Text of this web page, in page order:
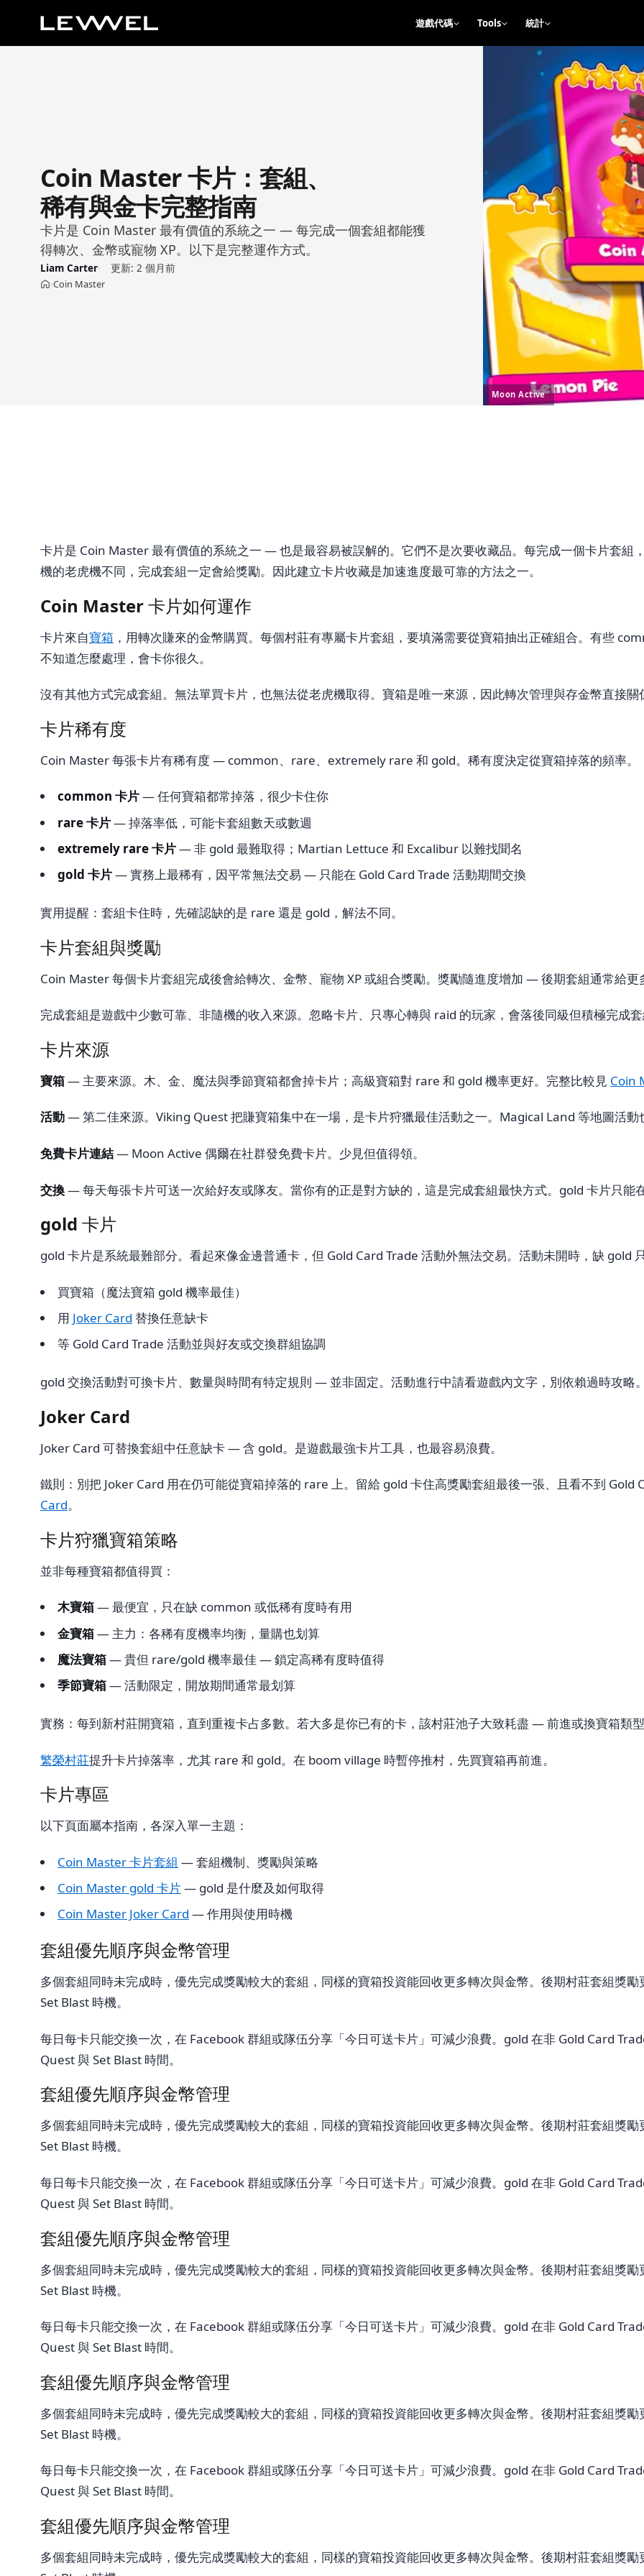
遊戲代碼 Tools 統計
Coin Master 卡片：套組、
稀有與金卡完整指南
卡片是 Coin Master 最有價值的系統之一 — 每完成一個套組都能獲
得轉次、金幣或寵物 XP。以下是完整運作方式。
Liam Carter 更新: 2 個月前
首頁
›Coin Master
Moon Active
卡片是 Coin Master 最有價值的系統之一 — 也是最容易被誤解的。它們不是次要收藏品。每完成一個卡片套組
機的老虎機不同，完成套組一定會給獎勵。因此建立卡片收藏是加速進度最可靠的方法之一。
Coin Master 卡片如何運作
卡片來自寶箱 ，用轉次賺來的金幣購買。每個村莊有專屬卡片套組，要填滿需要從寶箱抽出正確組合。有些
不知道怎麼處理，會卡你很久。
沒有其他方式完成套組。無法單買卡片，也無法從老虎機取得。寶箱是唯一來源，因此轉次管理與存金幣直接關
卡片稀有度
Coin Master 每張卡片有稀有度 — common、rare、extremely rare 和 gold。稀有度決定從寶箱掉落的頻率。
common 卡片— 任何寶箱都常掉落，很少卡住你
rare 卡片— 掉落率低，可能卡套組數天或數週
extremely rare 卡片— 非 gold 最難取得；Martian Lettuce 和 Excalibur 以難找聞名
gold 卡片— 實務上最稀有，因平常無法交易 — 只能在 Gold Card Trade 活動期間交換
實用提醒：套組卡住時，先確認缺的是 rare 還是 gold，解法不同。
卡片套組與獎勵
Coin Master 每個卡片套組完成後會給轉次、金幣、寵物 XP 或組合獎勵。獎勵隨進度增加 — 後期套組通常給更
完成套組是遊戲中少數可靠、非隨機的收入來源。忽略卡片、只專心轉與 raid 的玩家，會落後同級但積極完成
卡片來源
寶箱— 主要來源。木、金、魔法與季節寶箱都會掉卡片；高級寶箱對 rare 和 gold 機率更好。完整比較見 Coin
活動— 第二佳來源。Viking Quest 把賺寶箱集中在一場，是卡片狩獵最佳活動之一。Magical Land 等地圖活動
免費卡片連結— Moon Active 偶爾在社群發免費卡片。少見但值得領。
交換— 每天每張卡片可送一次給好友或隊友。當你有的正是對方缺的，這是完成套組最快方式。gold 卡片只能
gold 卡片
gold 卡片是系統最難部分。看起來像金邊普通卡，但 Gold Card Trade 活動外無法交易。活動未開時，缺 gold
買寶箱（魔法寶箱 gold 機率最佳）
用 Joker Card 替換任意缺卡
等 Gold Card Trade 活動並與好友或交換群組協調
gold 交換活動對可換卡片、數量與時間有特定規則 — 並非固定。活動進行中請看遊戲內文字，別依賴過時攻略
Joker Card
Joker Card 可替換套組中任意缺卡 — 含 gold。是遊戲最強卡片工具，也最容易浪費。
鐵則：別把 Joker Card 用在仍可能從寶箱掉落的 rare 上。留給 gold 卡住高獎勵套組最後一張、且看不到 Gold
Card。
卡片狩獵寶箱策略
並非每種寶箱都值得買：
木寶箱— 最便宜，只在缺 common 或低稀有度時有用
金寶箱— 主力：各稀有度機率均衡，量購也划算
魔法寶箱— 貴但 rare/gold 機率最佳 — 鎖定高稀有度時值得
季節寶箱— 活動限定，開放期間通常最划算
實務：每到新村莊開寶箱，直到重複卡占多數。若大多是你已有的卡，該村莊池子大致耗盡 — 前進或換寶箱類型
繁榮村莊提升卡片掉落率，尤其 rare 和 gold。在 boom village 時暫停推村，先買寶箱再前進。
卡片專區
以下頁面屬本指南，各深入單一主題：
Coin Master 卡片套組 — 套組機制、獎勵與策略
Coin Master gold 卡片— gold 是什麼及如何取得
Coin Master Joker Card — 作用與使用時機
套組優先順序與金幣管理
多個套組同時未完成時，優先完成獎勵較大的套組，同樣的寶箱投資能回收更多轉次與金幣。後期村莊套組獎
Set Blast 時機。
每日每卡只能交換一次，在 Facebook 群組或隊伍分享「今日可送卡片」可減少浪費。gold 在非 Gold Card
Quest 與 Set Blast 時間。
套組優先順序與金幣管理
多個套組同時未完成時，優先完成獎勵較大的套組，同樣的寶箱投資能回收更多轉次與金幣。後期村莊套組獎
Set Blast 時機。
每日每卡只能交換一次，在 Facebook 群組或隊伍分享「今日可送卡片」可減少浪費。gold 在非 Gold Card
Quest 與 Set Blast 時間。
套組優先順序與金幣管理
多個套組同時未完成時，優先完成獎勵較大的套組，同樣的寶箱投資能回收更多轉次與金幣。後期村莊套組獎
Set Blast 時機。
每日每卡只能交換一次，在 Facebook 群組或隊伍分享「今日可送卡片」可減少浪費。gold 在非 Gold Card
Quest 與 Set Blast 時間。
套組優先順序與金幣管理
多個套組同時未完成時，優先完成獎勵較大的套組，同樣的寶箱投資能回收更多轉次與金幣。後期村莊套組獎
Set Blast 時機。
每日每卡只能交換一次，在 Facebook 群組或隊伍分享「今日可送卡片」可減少浪費。gold 在非 Gold Card
Quest 與 Set Blast 時間。
套組優先順序與金幣管理
多個套組同時未完成時，優先完成獎勵較大的套組，同樣的寶箱投資能回收更多轉次與金幣。後期村莊套組獎